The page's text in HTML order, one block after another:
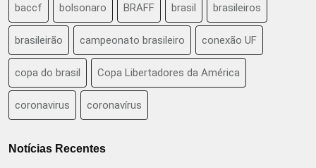
baccf bolsonaro BRAFF brasil brasileiros
brasileirão campeonato brasileiro conexão UF
copa do brasil Copa Libertadores da América
coronavirus coronavírus
Notícias Recentes